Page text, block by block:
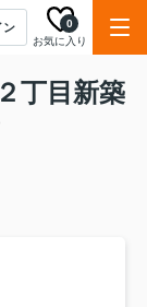
ン
お気に入り
0
丁目新築